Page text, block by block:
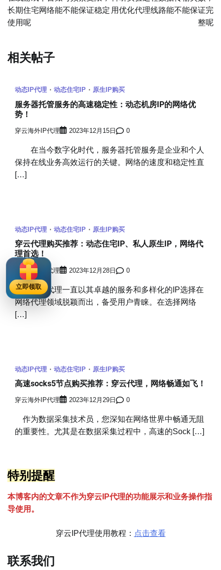
导
长期住宅网络能不能保证稳定
使用呢
用优化代理线路能不能保证完
整呢
相关帖子
动态IP代理 动态住宅IP 原生IP购买
服务器托管服务的高速稳定性：动态机房IP的网络优
势！
穿云海外IP代理 2023年12月15日 0
在当今数字化时代，服务器托管服务是企业和个人
保持在线业务高效运行的关键。网络的速度和稳定性直
[…]
动态IP代理 动态住宅IP 原生IP购买
穿云代理购买推荐：动态住宅IP、私人原生IP，网络代
理首选！
穿云海外IP代理 2023年12月28日 0
穿云代理一直以其卓越的服务和多样化的IP选择在
网络代理领域脱颖而出，备受用户青睐。在选择网络
[…]
动态IP代理 动态住宅IP 原生IP购买
高速socks5节点购买推荐：穿云代理，网络畅通如飞！
穿云海外IP代理 2023年12月29日 0
作为数据采集技术员，您深知在网络世界中畅通无阻
的重要性。尤其是在数据采集过程中，高速的Sock […]
特别提醒
本博客内的文章不作为穿云 P代理的功能展示和业务操作指
导使用。
穿云IP代理使用教程： 点击查看
联系我们
立即领取